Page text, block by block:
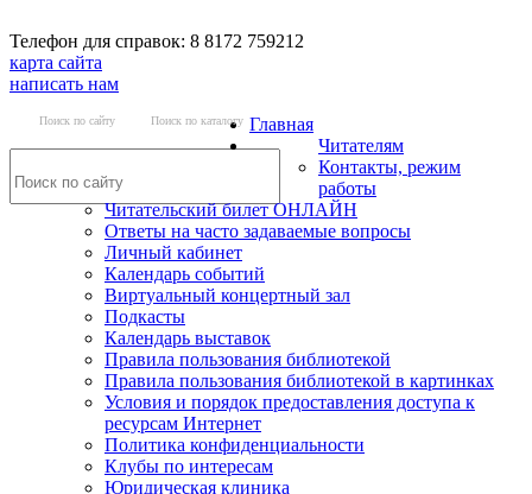
Телефон для справок: 8 8172 759212
карта сайта
написать нам
Поиск по сайту Поиск по каталогу Главная
Читателям
Контакты, режим
работы
Читательский билет ОНЛАЙН
Ответы на часто задаваемые вопросы
Личный кабинет
Календарь событий
Виртуальный концертный зал
Подкасты
Календарь выставок
Правила пользования библиотекой
Правила пользования библиотекой в картинках
Условия и порядок предоставления доступа к
ресурсам Интернет
Политика конфиденциальности
Клубы по интересам
Юридическая клиника